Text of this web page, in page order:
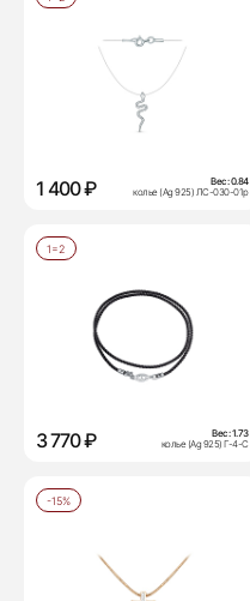
1 400 ₽ Вес:0.84
колье (Ag 925) ЛС-030-01р
1=2
3 770 ₽ Вес:1.73
колье (Ag 925) Г-4-С
-15%